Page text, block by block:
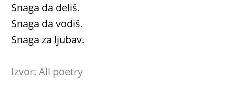
Snaga da deliš.
Snaga da vodiš.
Snaga za ljubav.
Izvor: All poetry